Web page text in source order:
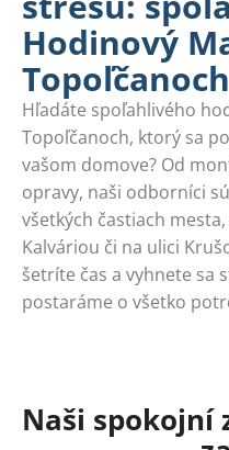
Hodinový
Topoľčanoch
Hľadáte spoľahlivého
Topoľčanoch, ktorý sa
vašom domove? Od
opravy, naši odborníci
všetkých častiach
Kalváriou či na ulici
šetríte čas a vyhnete sa
postaráme o všetko
Naši spokojní